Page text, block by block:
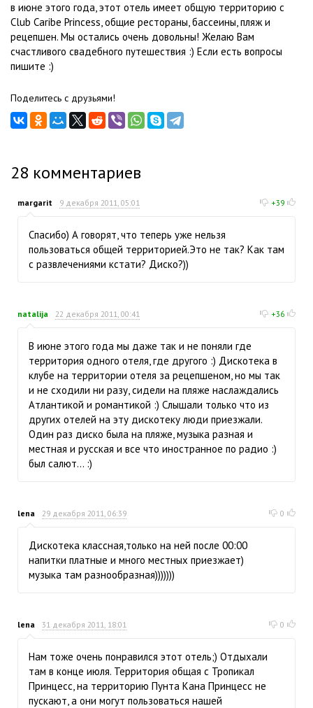
в июне этого года, этот отель имеет общую территорию с
Club Caribe Princess, общие рестораны, бассеины, пляж и
рецепшен. Мы остались очень довольны! Желаю Вам
счастливого свадебного путешествия :) Если есть вопросы
пишите :)
Поделитесь с друзьями!
28 комментариев
margarit 9 декабря 2011, 05:01 +39
Спасибо) А говорят, что теперь уже нельзя
пользоваться общей территорией.Это не так? Как там
с развлечениями кстати? Диско?))
natalija 22 декабря 2011, 00:41 +36
В июне этого года мы даже так и не поняли где
территория одного отеля, где другого :) Дискотека в
клубе на территории отеля за рецепшеном, но мы так
и не сходили ни разу, сидели на пляже наслаждались
Атлантикой и романтикой :) Слышали только что из
других отелей на эту дискотеку люди приезжали.
Один раз диско была на пляже, музыка разная и
местная и русская и все что иностранное по радио :)
был салют... :)
lena 29 декабря 2011, 06:39 0
Дискотека классная,только на ней после 00:00
напитки платные и много местных приезжает)
музыка там разнообразная)))))))
lena 31 декабря 2011, 18:01 0
Нам тоже очень понравился этот отель;) Отдыхали
там в конце июля. Территория общая с Тропикал
Принцесс, на территорию Пунта Кана Принцесс не
пускают, а они могут пользоваться нашей